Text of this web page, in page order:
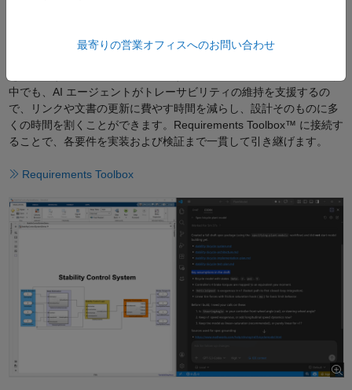
生
AI エージェントは要件を作成し、それぞれを実装するモデル要素に
中でも、AI エージェントがトレーサビリティの維持を支援するの
で、リンクや文書の更新に費やす時間を減らし、設計そのものに多
くの時間を割くことができます。Requirements Toolbox™ に接続す
ることで、各要件を実装および検証まで一貫して引き継げます。
Requirements Toolbox
最寄りの営業オフィスへのお問い合わせ